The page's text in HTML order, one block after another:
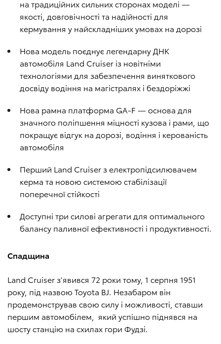
на традиційних сильних сторонах моделі —
якості, довговічності та надійності для
кермування у найскладніших умовах на дорозі
Нова модель поєднує легендарну ДНК
автомобіля Land Cruiser із новітніми
технологіями для забезпечення виняткового
досвіду водіння на магістралях і бездоріжжі
Нова рамна платформа GA-F — основа для
значного поліпшення міцності кузова і рами, що
покращує відгук на дорозі, водіння і керованість
автомобіля
Перший Land Cruiser з електропідсилювачем
керма та новою системою стабілізації
поперечної стійкості
Доступні три силові агрегати для оптимального
балансу паливної ефективності і продуктивності.
Спадщина
Land Cruiser з’явився 72 роки тому, 1 серпня 1951
року, під назвою Toyota BJ. Незабаром він
продемонстрував свою силу і можливості, ставши
першим автомобілем, який успішно піднявся на
шосту станцію на схилах гори Фудзі.